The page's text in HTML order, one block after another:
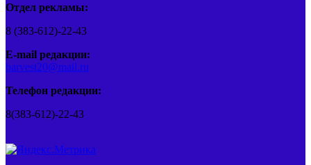
Отдел рекламы:
8 (383-612)-22-43
E-mail редакции:
barvest20@mail.ru
Телефон редакции:
8(383-612)-22-43